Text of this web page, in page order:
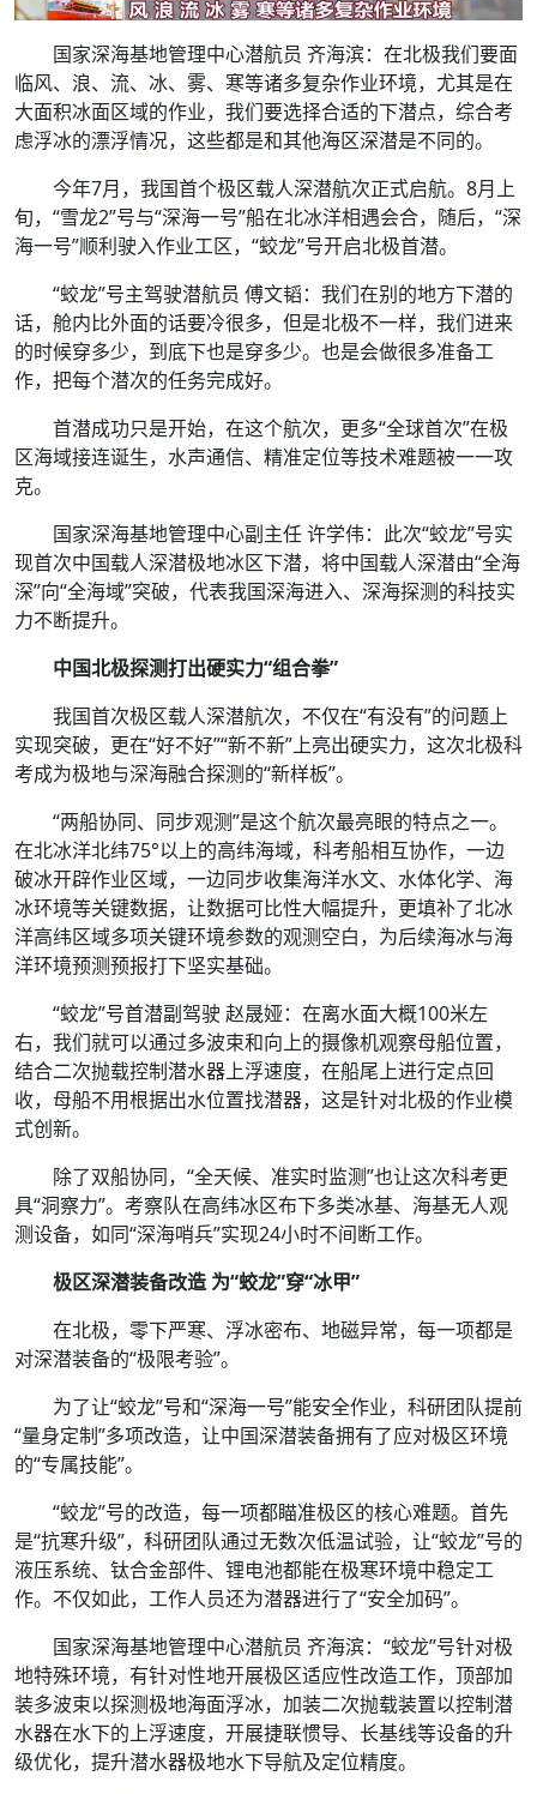
国家深海基地管理中心潜航员 齐海滨：在北极我们要面
临风、浪、流、冰、雾、寒等诸多复杂作业环境，尤其是在
大面积冰面区域的作业，我们要选择合适的下潜点，综合考
虑浮冰的漂浮情况，这些都是和其他海区深潜是不同的。
今年7月，我国首个极区载人深潜航次正式启航。8月上
旬，“雪龙2”号与“深海一号”船在北冰洋相遇会合，随后，“深
海一号”顺利驶入作业工区，“蛟龙”号开启北极首潜。
“蛟龙”号主驾驶潜航员 傅文韬：我们在别的地方下潜的
话，舱内比外面的话要冷很多，但是北极不一样，我们进来
的时候穿多少，到底下也是穿多少。也是会做很多准备工
作，把每个潜次的任务完成好。
首潜成功只是开始，在这个航次，更多“全球首次”在极
区海域接连诞生，水声通信、精准定位等技术难题被一一攻
克。
国家深海基地管理中心副主任 许学伟：此次“蛟龙”号实
现首次中国载人深潜极地冰区下潜，将中国载人深潜由“全海
深”向“全海域”突破，代表我国深海进入、深海探测的科技实
力不断提升。
中国北极探测打出硬实力“组合拳”
我国首次极区载人深潜航次，不仅在“有没有”的问题上
实现突破，更在“好不好”“新不新”上亮出硬实力，这次北极科
考成为极地与深海融合探测的“新样板”。
“两船协同、同步观测”是这个航次最亮眼的特点之一。
在北冰洋北纬75°以上的高纬海域，科考船相互协作，一边
破冰开辟作业区域，一边同步收集海洋水文、水体化学、海
冰环境等关键数据，让数据可比性大幅提升，更填补了北冰
洋高纬区域多项关键环境参数的观测空白，为后续海冰与海
洋环境预测预报打下坚实基础。
“蛟龙”号首潜副驾驶 赵晟娅：在离水面大概100米左
右，我们就可以通过多波束和向上的摄像机观察母船位置，
结合二次抛载控制潜水器上浮速度，在船尾上进行定点回
收，母船不用根据出水位置找潜器，这是针对北极的作业模
式创新。
除了双船协同，“全天候、准实时监测”也让这次科考更
具“洞察力”。考察队在高纬冰区布下多类冰基、海基无人观
测设备，如同“深海哨兵”实现24小时不间断工作。
极区深潜装备改造 为“蛟龙”穿“冰甲”
在北极，零下严寒、浮冰密布、地磁异常，每一项都是
对深潜装备的“极限考验”。
为了让“蛟龙”号和“深海一号”能安全作业，科研团队提前
“量身定制”多项改造，让中国深潜装备拥有了应对极区环境
的“专属技能”。
“蛟龙”号的改造，每一项都瞄准极区的核心难题。首先
是“抗寒升级”，科研团队通过无数次低温试验，让“蛟龙”号的
液压系统、钛合金部件、锂电池都能在极寒环境中稳定工
作。不仅如此，工作人员还为潜器进行了“安全加码”。
国家深海基地管理中心潜航员 齐海滨：“蛟龙”号针对极
地特殊环境，有针对性地开展极区适应性改造工作，顶部加
装多波束以探测极地海面浮冰，加装二次抛载装置以控制潜
水器在水下的上浮速度，开展捷联惯导、长基线等设备的升
级优化，提升潜水器极地水下导航及定位精度。